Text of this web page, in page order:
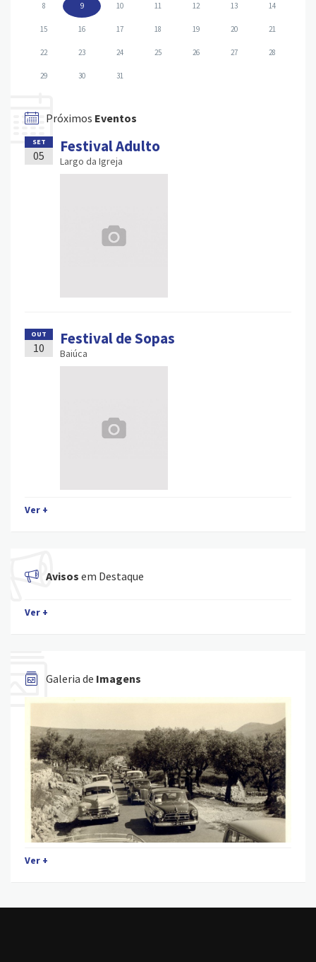
8 9 10 11 12 13 14
15 16 17 18 19 20 21
22 23 24 25 26 27 28
29 30 31
Próximos Eventos
SET
05 Festival Adulto
Largo da Igreja
OUT
10 Festival de Sopas
Baiúca
Ver +
Avisos em Destaque
Ver +
Galeria de Imagens
Ver +